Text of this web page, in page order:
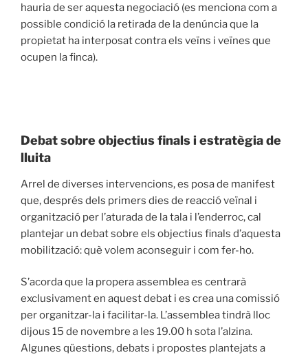
hauria de ser aquesta negociació (es menciona com a
possible condició la retirada de la denúncia que la
propietat ha interposat contra els veïns i veïnes que
ocupen la finca).
Debat sobre objectius finals i estratègia de
lluita
Arrel de diverses intervencions, es posa de manifest
que, després dels primers dies de reacció veïnal i
organització per l’aturada de la tala i l’enderroc, cal
plantejar un debat sobre els objectius finals d’aquesta
mobilització: què volem aconseguir i com fer-ho.
S’acorda que la propera assemblea es centrarà
exclusivament en aquest debat i es crea una comissió
per organitzar-la i facilitar-la. L’assemblea tindrà lloc
dijous 15 de novembre a les 19.00 h sota l’alzina.
Algunes qüestions, debats i propostes plantejats a